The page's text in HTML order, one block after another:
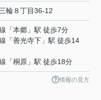
三輪 ８丁目36-12
「本郷 」駅 徒歩7分
「善光寺下 」駅 徒歩14
「桐原 」駅 徒歩18分
情報の見方